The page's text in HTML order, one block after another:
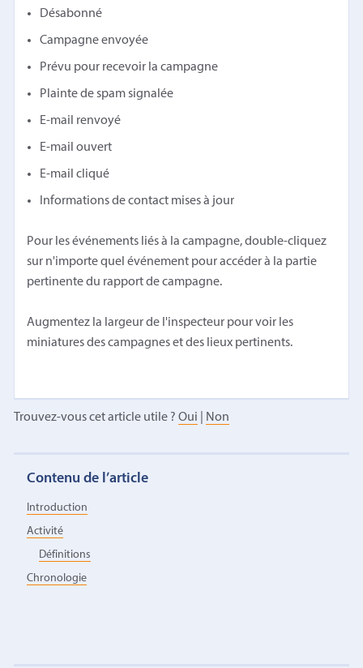
Désabonné
Campagne envoyée
Prévu pour recevoir la campagne
Plainte de spam signalée
E-mail renvoyé
E-mail ouvert
E-mail cliqué
Informations de contact mises à jour
Pour les événements liés à la campagne, double-cliquez
sur n'importe quel événement pour accéder à la partie
pertinente du rapport de campagne.
Augmentez la largeur de l'inspecteur pour voir les
miniatures des campagnes et des lieux pertinents.
Trouvez-vous cet article utile ? Oui Non
Contenu de l’article
Introduction
Activité
Définitions
Chronologie